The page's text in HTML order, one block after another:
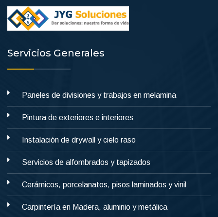
Servicios Generales
Paneles de divisiones y trabajos en melamina
Pintura de exteriores e interiores
Instalación de drywall y cielo raso
Servicios de alfombrados y tapizados
Cerámicos, porcelanatos, pisos laminados y vinil
Carpintería en Madera, aluminio y metálica